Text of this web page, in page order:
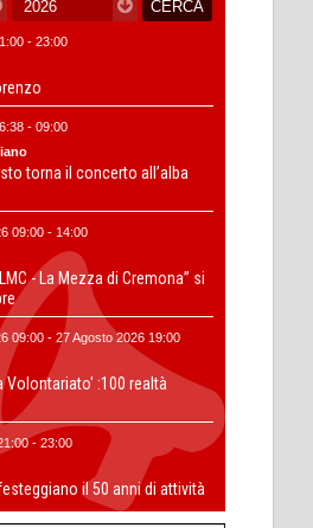
- 23:00
- 09:00
torna il concerto all’alba
09:00 - 14:00
- La Mezza di Cremona” si
09:00 - 27 Agosto 2026 19:00
Volontariato' :100 realtà
- 23:00
il 50 anni di attività